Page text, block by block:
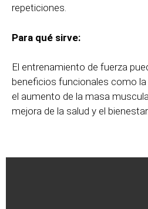
repeticiones.
Para qué sirve:
El entrenamiento de fuerza
beneficios funcionales como la
el aumento de la masa
mejora de la salud y el bienestar.